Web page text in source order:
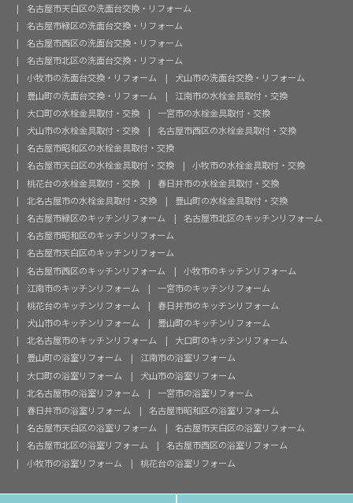
名古屋市天白区の洗面台交換・リフォーム
名古屋市緑区の洗面台交換・リフォーム
名古屋市西区の洗面台交換・リフォーム
名古屋市北区の洗面台交換・リフォーム
小牧市の洗面台交換・リフォーム
犬山市の洗面台交換・リフォーム
豊山町の洗面台交換・リフォーム
江南市の水栓金具取付・交換
大口町の水栓金具取付・交換
一宮市の水栓金具取付・交換
犬山市の水栓金具取付・交換
名古屋市西区の水栓金具取付・交換
名古屋市昭和区の水栓金具取付・交換
名古屋市天白区の水栓金具取付・交換
小牧市の水栓金具取付・交換
桃花台の水栓金具取付・交換
春日井市の水栓金具取付・交換
北名古屋市の水栓金具取付・交換
豊山町の水栓金具取付・交換
名古屋市緑区のキッチンリフォーム
名古屋市北区のキッチンリフォーム
名古屋市昭和区のキッチンリフォーム
名古屋市天白区のキッチンリフォーム
名古屋市西区のキッチンリフォーム
小牧市のキッチンリフォーム
江南市のキッチンリフォーム
一宮市のキッチンリフォーム
桃花台のキッチンリフォーム
春日井市のキッチンリフォーム
犬山市のキッチンリフォーム
豊山町のキッチンリフォーム
北名古屋市のキッチンリフォーム
大口町のキッチンリフォーム
豊山町の浴室リフォーム
江南市の浴室リフォーム
大口町の浴室リフォーム
犬山市の浴室リフォーム
北名古屋市の浴室リフォーム
一宮市の浴室リフォーム
春日井市の浴室リフォーム
名古屋市昭和区の浴室リフォーム
名古屋市天白区の浴室リフォーム
名古屋市天白区の浴室リフォーム
名古屋市北区の浴室リフォーム
名古屋市西区の浴室リフォーム
小牧市の浴室リフォーム
桃花台の浴室リフォーム